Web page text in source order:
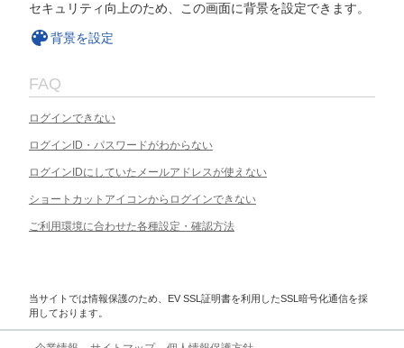
セキュリティ向上のため、この画面に背景を設定できます。
背景を設定
FAQ
ログインできない
ログインID・パスワードがわからない
ログインIDにしていたメールアドレスが使えない
ショートカットアイコンからログインできない
ご利用環境に合わせた各種設定・確認方法
当サイトでは情報保護のため、EV SSL証明書を利用したSSL暗号化通信を採
用しております。